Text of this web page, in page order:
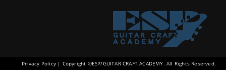
Privacy Policy| Copyright ©ESP/GUITAR CRAFT ACADEMY. All Rights Reserved.